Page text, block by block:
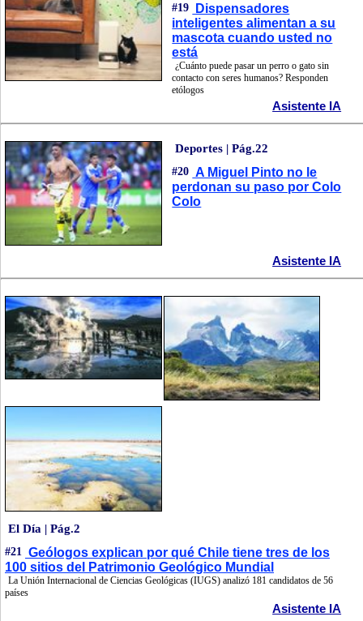
#19
Dispensadores
inteligentes alimentan a su
mascota cuando usted no
está
¿Cuánto puede pasar un perro o gato sin
contacto con seres humanos? Responden
etólogos
Asistente IA
Deportes | Pág.22
#20 A Miguel Pinto no le
perdonan su paso por Colo
Colo
Asistente IA
El Día | Pág.2
#21 Geólogos explican por qué Chile tiene tres de los
100 sitios del Patrimonio Geológico Mundial
La Unión Internacional de Ciencias Geológicas (IUGS) analizó 181 candidatos de 56
países
Asistente IA